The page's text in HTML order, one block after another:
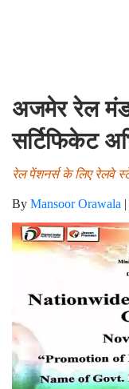
अजमेर रेल
सर्टिफिकेट
रेल पेंशनर्स के लिए रेलवे
By Mansoor Orawala |